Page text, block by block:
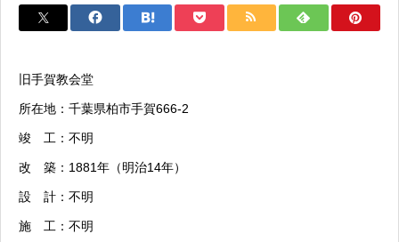
旧手賀教会堂
所在地：千葉県柏市手賀666-2
竣 工：不明
改 築：1881年（明治14年）
設 計：不明
施 工：不明